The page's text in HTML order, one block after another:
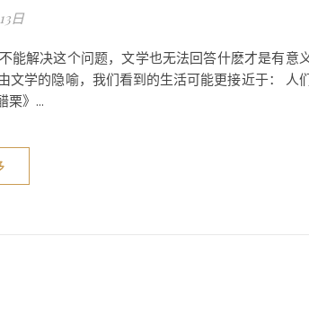
日
能解决这个问题，文学也无法回答什麽才是有意
文学的隐喻，我们看到的生活可能更接近于： 人
栗》...